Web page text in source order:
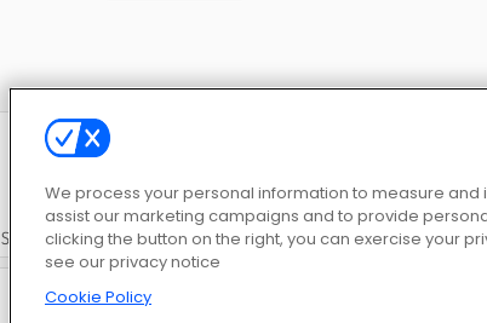
Słodziutkie połączenie World Craft 2 Gangi Miami:
We process your personal information to measure and
assist our marketing campaigns and to provide
clicking the button on the right, you can exercise your
see our privacy notice
Cookie Policy